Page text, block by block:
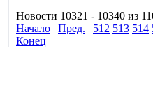
Новости 10321 - 10340 из
Начало | Пред. | 512 513 514
Конец